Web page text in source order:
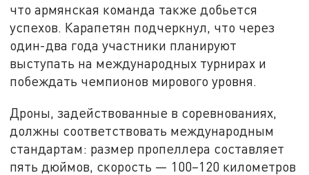
что армянская команда также добьется
успехов. Карапетян подчеркнул, что через
один-два года участники планируют
выступать на международных турнирах и
побеждать чемпионов мирового уровня.
Дроны, задействованные в соревнованиях,
должны соответствовать международным
стандартам: размер пропеллера составляет
пять дюймов, скорость — 100–120 километров